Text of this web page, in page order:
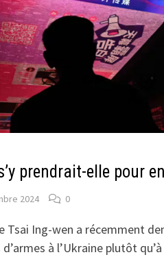
prendrait-elle pour
2024 0
Tsai Ing-wen a récemment
à l’Ukraine plutôt